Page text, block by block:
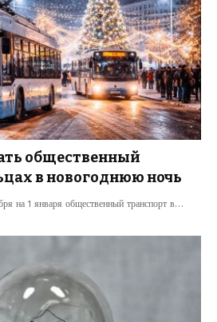
общественный
в новогоднюю ночь
на 1 января общественный транспорт в…